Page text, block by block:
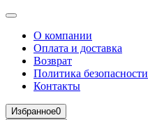
О компании
Оплата и доставка
Возврат
Политика безопасности
Контакты
Избранное0